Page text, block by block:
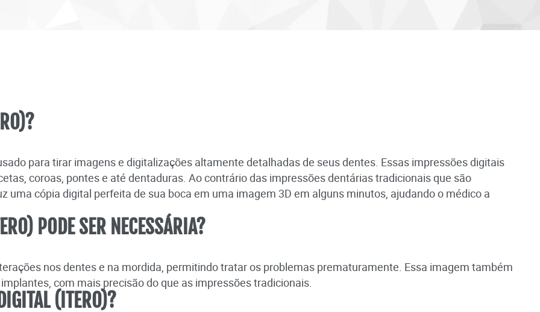
para tirar imagens e digitalizações altamente detalhadas de seus dentes. Essas impressões digitais
coroas, pontes e até dentaduras. Ao contrário das impressões dentárias tradicionais que são
uma cópia digital perfeita de sua boca em uma imagem 3D em alguns minutos, ajudando o médico a
PODE SER NECESSÁRIA?
nos dentes e na mordida, permitindo tratar os problemas prematuramente. Essa imagem também
com mais precisão do que as impressões tradicionais.
(ITERO)?